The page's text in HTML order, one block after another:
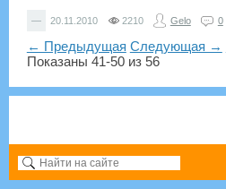
— 20.11.2010 2210 Gelo 0
← Предыдущая Следующая →
Показаны 41-50 из 56